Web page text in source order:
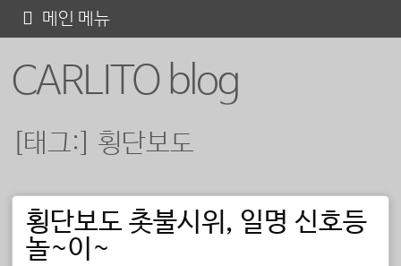
CARLITO blog
메인 메뉴
텐
[태그:] 횡단보도
포스트 내비게이션
횡단보도 촛불시위, 일명 신호등
놀~이~